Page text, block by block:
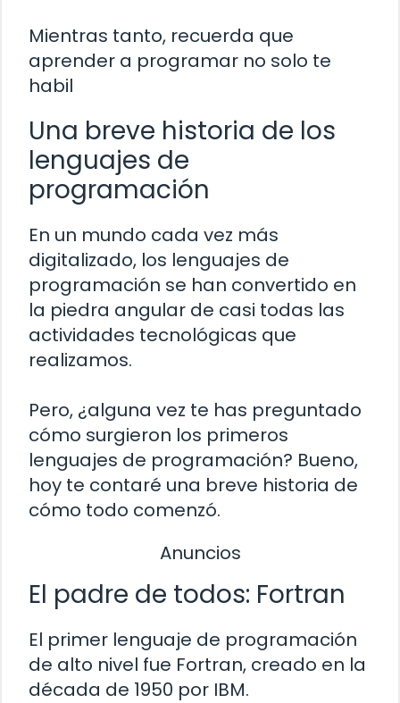
Mientras tanto, recuerda que
aprender a programar no solo te
habil
Una breve historia de los
lenguajes de
programación
En un mundo cada vez más
digitalizado, los lenguajes de
programación se han convertido en
la piedra angular de casi todas las
actividades tecnológicas que
realizamos.
Pero, ¿alguna vez te has preguntado
cómo surgieron los primeros
lenguajes de programación? Bueno,
hoy te contaré una breve historia de
cómo todo comenzó.
Anuncios
El padre de todos: Fortran
El primer lenguaje de programación
de alto nivel fue Fortran, creado en la
década de 1950 por IBM.